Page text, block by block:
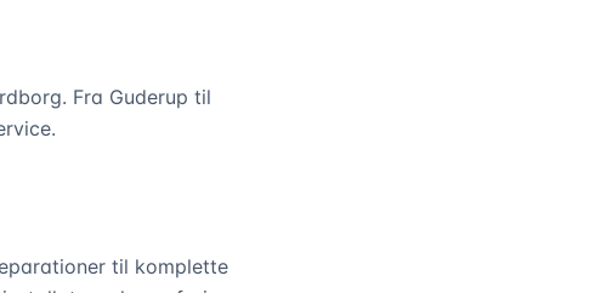
Fra Guderup til
til komplette